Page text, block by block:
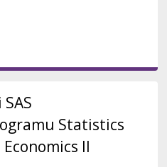
Statistics
II